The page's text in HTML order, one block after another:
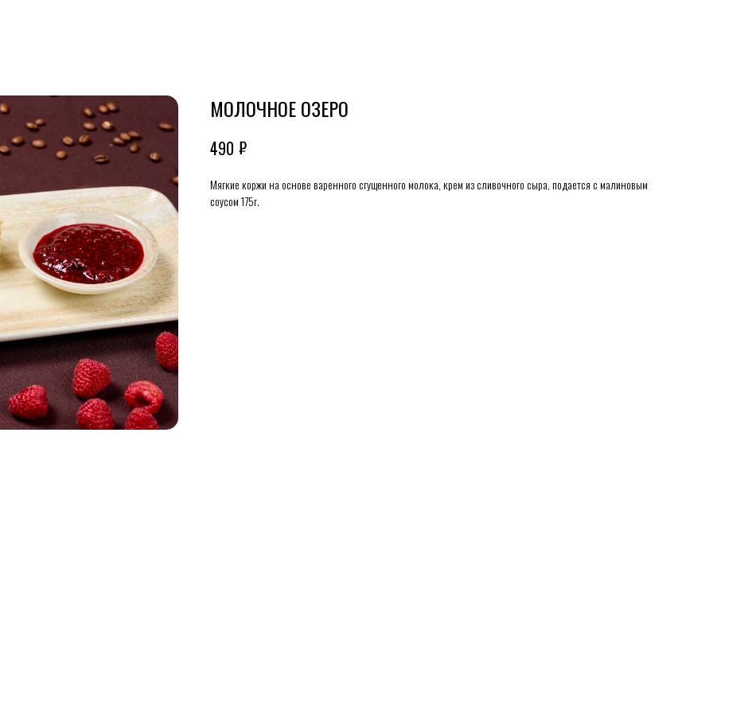
МОЛОЧНОЕ ОЗЕРО
490 ₽
Мягкие коржи на основе варенного сгущенного молока, крем из сливочного сыра, подается с малиновым
соусом 175г.